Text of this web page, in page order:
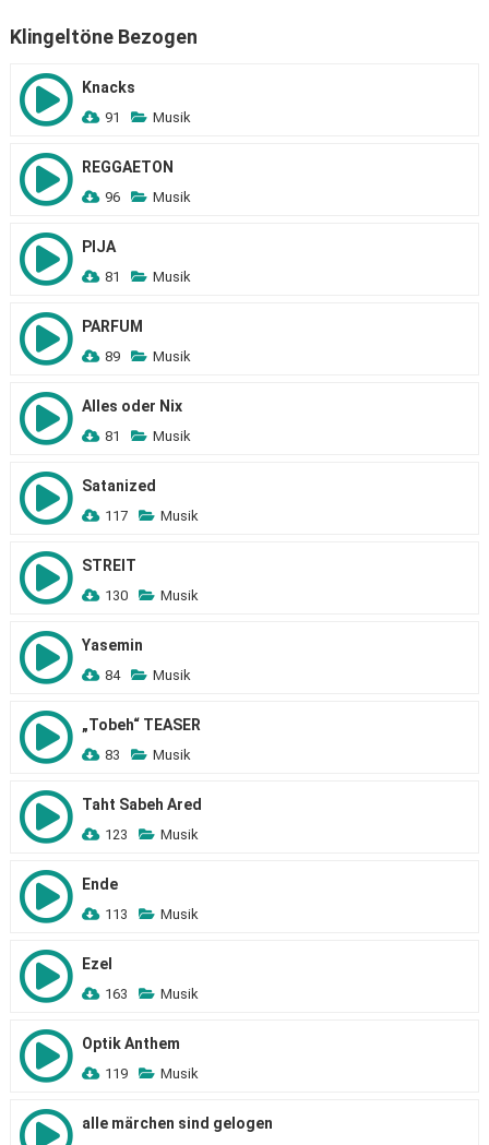
Klingeltöne Bezogen
Knacks
91 Musik
REGGAETON
96 Musik
PIJA
81 Musik
PARFUM
89 Musik
Alles oder Nix
81 Musik
Satanized
117 Musik
STREIT
130 Musik
Yasemin
84 Musik
„Tobeh“ TEASER
83 Musik
Taht Sabeh Ared
123 Musik
Ende
113 Musik
Ezel
163 Musik
Optik Anthem
119 Musik
alle märchen sind gelogen